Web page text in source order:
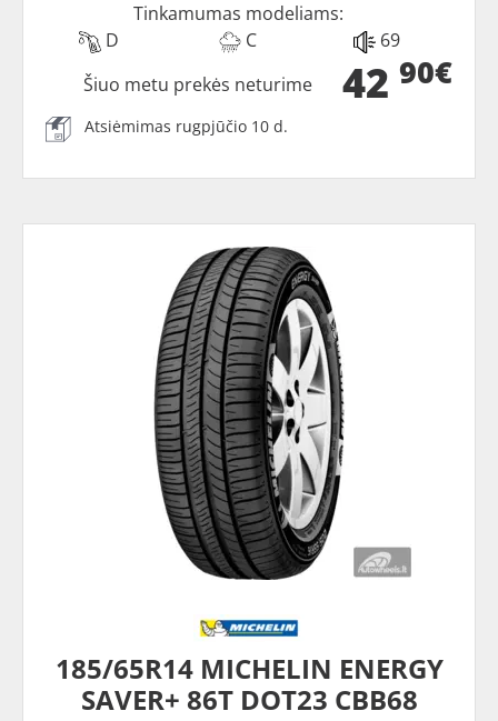
Tinkamumas modeliams:
D
C 69
42 90€
Šiuo metu prekės neturime
Atsiėmimas rugpjūčio 10 d.
185/65R14 MICHELIN ENERGY
SAVER+ 86T DOT23 CBB68